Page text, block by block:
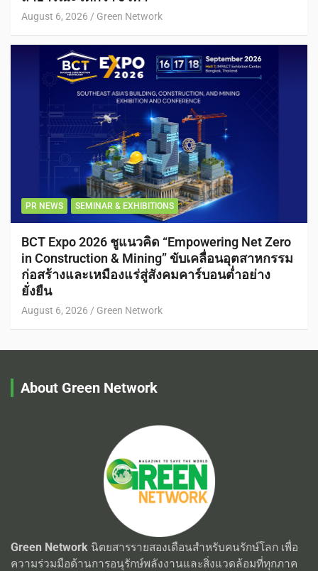
August 6, 2026 Green Network
PR NEWS SEMINAR & EXHIBITIONS
BCT Expo 2026 ชูแนวคิด “Empowering Net Zero
in Construction & Mining” ขับเคลื่อนอุตสาหกรรม
ก่อสร้างและเหมืองแร่สู่สังคมคาร์บอนต่ำอย่าง
ยั่งยืน
August 6, 2026 Green Network
About Green Network
Green Network นิตยสารรายสองเดือนสำหรับคนรักษ์โลก เพื่อ
ความร่วมมือด้านการอนุรักษ์พลังงานและสิ่งแวดล้อมที่ทุกภาค